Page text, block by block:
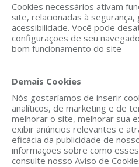
Cookies necessários ativam
site, relacionadas à
acessibilidade. Você pode
configurações de seu
bom funcionamento do site
Demais Cookies
Nós gostaríamos de inserir
analíticos, de marketing e de
melhorar o site, melhorar sua
exibir anúncios relevantes e
eficácia da publicidade de
informações sobre como
consulte nosso Aviso de